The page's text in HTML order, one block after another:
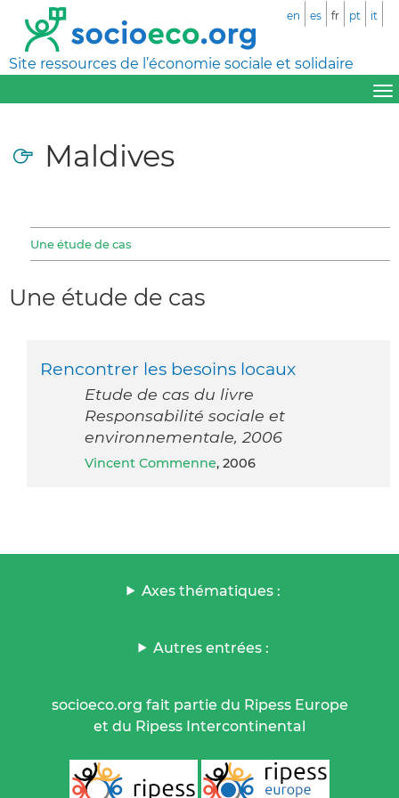
Site ressources de l’économie sociale et solidaire
en es fr pt it
Maldives
Une étude de cas
Une étude de cas
Rencontrer les besoins locaux
Etude de cas du livre
Responsabilité sociale et
environnementale, 2006
Vincent Commenne, 2006
Axes thématiques :
Autres entrées :
socioeco.org fait partie du Ripess Europe
et du Ripess Intercontinental